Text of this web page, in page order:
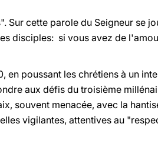
Sur cette parole du Seigneur se
disciples: si vous avez de
en poussant les chrétiens à un
aux défis du troisième
souvent menacée, avec la
vigilantes, attentives au